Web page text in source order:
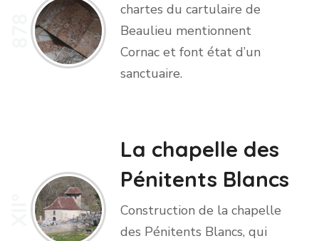
878
chartes du cartulaire de
Beaulieu mentionnent
Cornac et font état d’un
sanctuaire.
XII°
La chapelle des
Pénitents Blancs
Construction de la chapelle
des Pénitents Blancs, qui